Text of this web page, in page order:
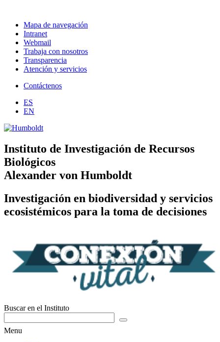
Mapa de navegación
Intranet
Webmail
Trabaja con nosotros
Transparencia
Atención y servicios
Contáctenos
ES
EN
Instituto de Investigación de Recursos
Biológicos
Alexander von Humboldt
Investigación en biodiversidad y servicios
ecosistémicos para la toma de decisiones
Buscar en el Instituto
Menu